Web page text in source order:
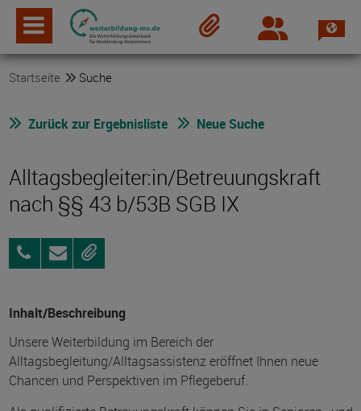
Login
Startseite Suche
Zurück zur Ergebnisliste Neue Suche
Alltagsbegleiter:in/Betreuungskraft
nach §§ 43 b/53B SGB IX
015146332290
AnfragenMerken
Inhalt/Beschreibung
Unsere Weiterbildung im Bereich der
Alltagsbegleitung/Alltagsassistenz eröffnet Ihnen neue
Chancen und Perspektiven im Pflegeberuf.